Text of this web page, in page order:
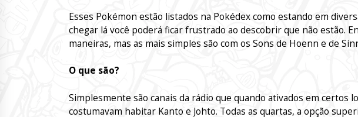
Esses Pokémon estão listados na Pokédex como estando em
chegar lá você poderá ficar frustrado ao descobrir que não estão.
maneiras, mas as mais simples são com os Sons de Hoenn e de
O que são?
Simplesmente são canais da rádio que quando ativados em certos
costumavam habitar Kanto e Johto. Todas as quartas, a opção